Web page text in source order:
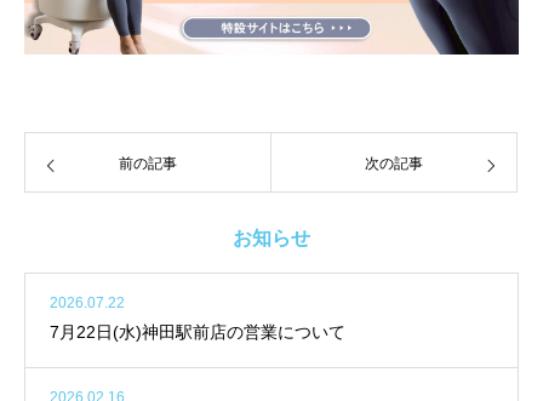
前の記事 次の記事
お知らせ
2026.07.22
7月22日(水)神田駅前店の営業について